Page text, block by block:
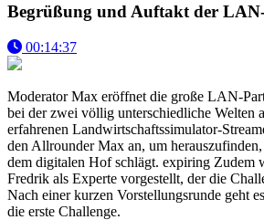
Begrüßung und Auftakt der
00:14:37
Moderator Max eröffnet die große LAN-
bei der zwei völlig unterschiedliche Welten
erfahrenen Landwirtschaftssimulator-
den Allrounder Max an, um
dem digitalen Hof schlägt. expiring Zudem
Fredrik als Experte vorgestellt, der die
Nach einer kurzen Vorstellungsrunde geht
die erste Challenge.